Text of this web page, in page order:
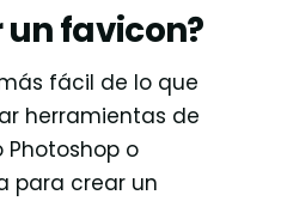
favicon?
fácil de lo que
herramientas de
o
para crear un